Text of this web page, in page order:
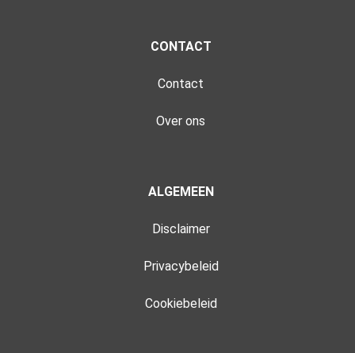
CONTACT
Contact
Over ons
ALGEMEEN
Disclaimer
Privacybeleid
Cookiebeleid